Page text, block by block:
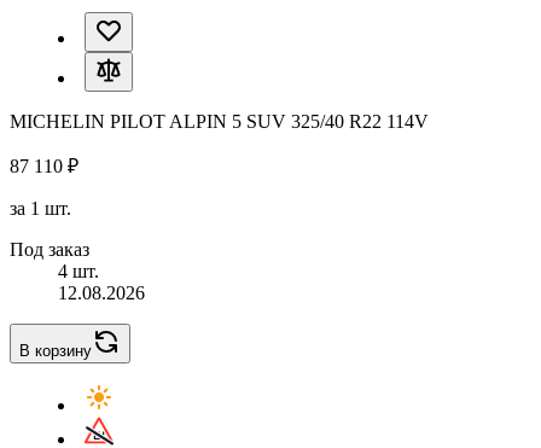
MICHELIN PILOT ALPIN 5 SUV 325/40 R22 114V
87 110 ₽
за 1 шт.
Под заказ
4 шт.
12.08.2026
В корзину